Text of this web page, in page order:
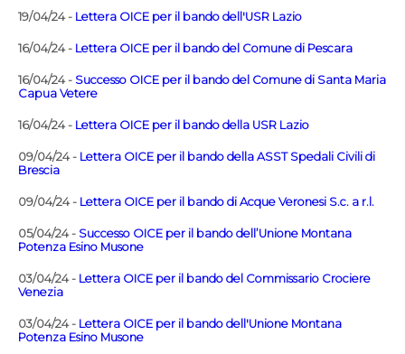
19/04/24 - Lettera OICE per il bando dell'USR Lazio
16/04/24 - Lettera OICE per il bando del Comune di Pescara
16/04/24 - Successo OICE per il bando del Comune di Santa Maria
Capua Vetere
16/04/24 - Lettera OICE per il bando della USR Lazio
09/04/24 - Lettera OICE per il bando della ASST Spedali Civili di
Brescia
09/04/24 - Lettera OICE per il bando di Acque Veronesi S.c. a r.l.
05/04/24 - Successo OICE per il bando dell’Unione Montana
Potenza Esino Musone
03/04/24 - Lettera OICE per il bando del Commissario Crociere
Venezia
03/04/24 - Lettera OICE per il bando dell'Unione Montana
Potenza Esino Musone